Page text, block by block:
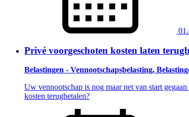
Privé voorgeschoten kosten laten
Belastingen - Vennootschapsbelasting,
Uw vennootschap is nog maar net van start
kosten terugbetalen?